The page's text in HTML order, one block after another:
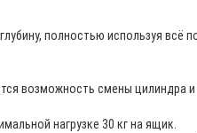
полностью используя всё
возможность смены цилиндра
нагрузке 30 кг на ящик.